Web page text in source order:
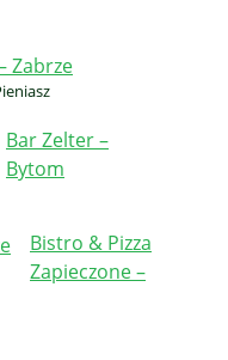
Zabrze
Bar Zelter –
Bytom
Bistro & Pizza
Zapieczone –